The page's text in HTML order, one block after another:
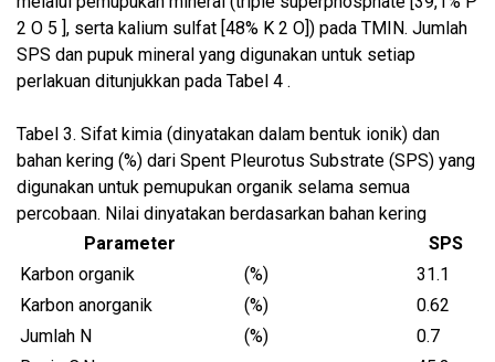
2 O 5 ], serta kalium sulfat [48% K 2 O]) pada TMIN. Jumlah
SPS dan pupuk mineral yang digunakan untuk setiap
perlakuan ditunjukkan pada Tabel 4 .
Tabel 3. Sifat kimia (dinyatakan dalam bentuk ionik) dan
bahan kering (%) dari Spent Pleurotus Substrate (SPS) yang
digunakan untuk pemupukan organik selama semua
percobaan. Nilai dinyatakan berdasarkan bahan kering
Parameter
SPS
Karbon organik
(%)
31.1
Karbon anorganik
(%)
0.62
Jumlah N
(%)
0.7